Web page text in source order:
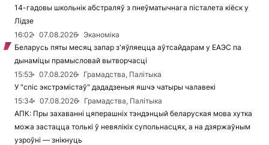
14-гадовы школьнік абстраляў з пнеўматычнага пісталета кіёск у
Лідзе
16:02
07.08.2026
Эканоміка
Беларусь пяты месяц запар з'яўляецца аўтсайдарам у ЕАЭС па
дынаміцы прамысловай вытворчасці
15:53
07.08.2026
Грамадства, Палітыка
У "спіс экстрэмістаў" дададзеныя яшчэ чатыры чалавекі
15:34
07.08.2026
Грамадства, Палітыка
АПК: Пры захаванні цяперашніх тэндэнцый беларуская мова хутка
можа застацца толькі ў невялікіх супольнасцях, а на дзяржаўным
узроўні — знікнуць